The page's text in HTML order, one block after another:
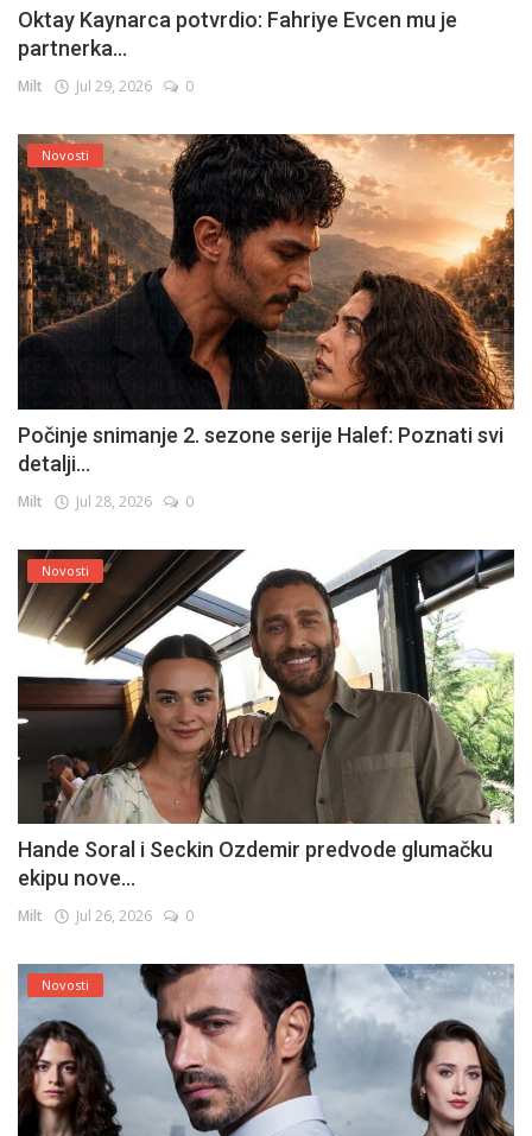
Oktay Kaynarca potvrdio: Fahriye Evcen mu je
partnerka...
Milt Jul 29, 2026 0
Novosti
Počinje snimanje 2. sezone serije Halef: Poznati svi
detalji...
Milt Jul 28, 2026 0
Novosti
Hande Soral i Seckin Ozdemir predvode glumačku
ekipu nove...
Milt Jul 26, 2026 0
Novosti